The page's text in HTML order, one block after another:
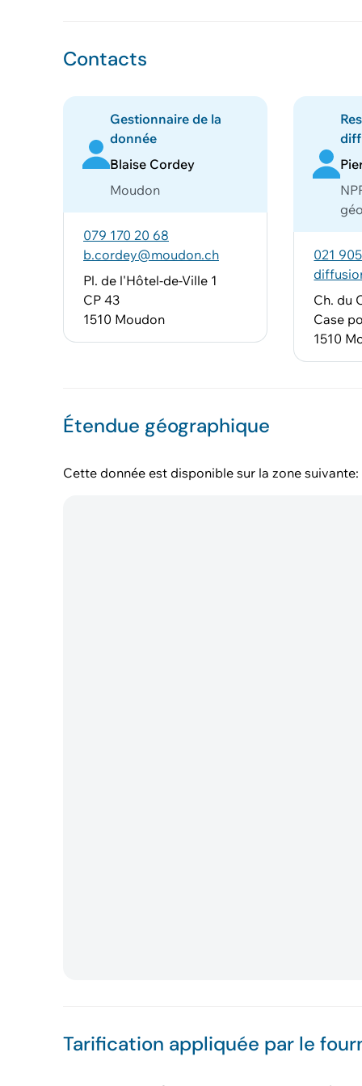
Contacts
Gestionnaire de la
donnée
Blaise Cordey
Moudon
079 170 20 68
b.cordey@moudon.ch
Pl. de l'Hôtel-de-Ville 1
CP 43
1510 Moudon
021
Ch. du
Case
1510
Étendue géographique
Cette donnée est disponible sur la zone suivante:
Tarification appliquée par le